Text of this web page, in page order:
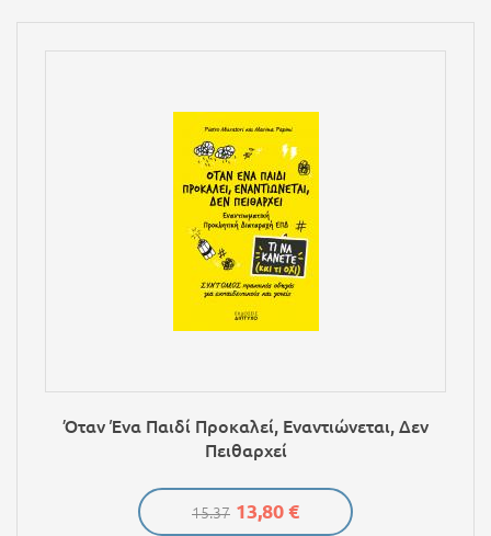
Όταν Ένα Παιδί Προκαλεί, Εναντιώνεται, Δεν
Πειθαρχεί
15.37 13,80 €